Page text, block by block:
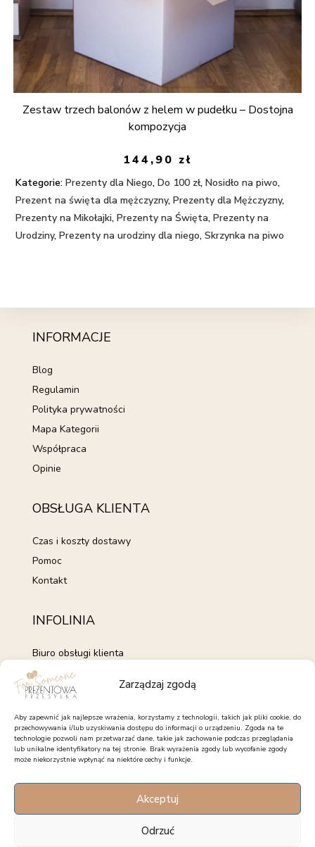
Zarządzaj zgodą
Aby zapewnić jak najlepsze wrażenia, korzystamy z technologii, takich jak pliki cookie, do
przechowywania i/lub uzyskiwania dostępu do informacji o urządzeniu. Zgoda na te
technologie pozwoli nam przetwarzać dane, takie jak zachowanie podczas przeglądania
lub unikalne identyfikatory na tej stronie. Brak wyrażenia zgody lub wycofanie zgody
może niekorzystnie wpłynąć na niektóre cechy i funkcje.
Akceptuj
Odrzuć
Zestaw trzech balonów z helem w pudełku – Dostojna
kompozycja
144,90 zł
Kategorie: Prezenty dla Niego,Do 100 zł,Nosidło na piwo,
Prezent na święta dla mężczyzny,Prezenty dla Mężczyzny,
Prezenty na Mikołajki,Prezenty na Święta,Prezenty na
Urodziny,Prezenty na urodziny dla niego,Skrzynka na piwo
INFORMACJE
Blog
Regulamin
Polityka prywatności
Mapa Kategorii
Współpraca
Opinie
OBSŁUGA KLIENTA
Czas i koszty dostawy
Pomoc
Kontakt
INFOLINIA
Biuro obsługi klienta
+48 735 843 843
pon. - pt. 7:00 - 15:00
kontakt@forsomeone.pl